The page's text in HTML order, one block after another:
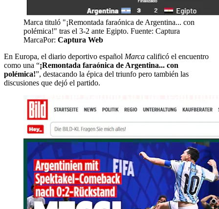
Marca tituló "¡Remontada faraónica de Argentina... con
polémica!" tras el 3-2 ante Egipto. Fuente: Captura
MarcaPor: Captura Web
En Europa, el diario deportivo español Marca calificó el encuentro
como una “¡Remontada faraónica de Argentina... con
polémica!”, destacando la épica del triunfo pero también las
discusiones que dejó el partido.